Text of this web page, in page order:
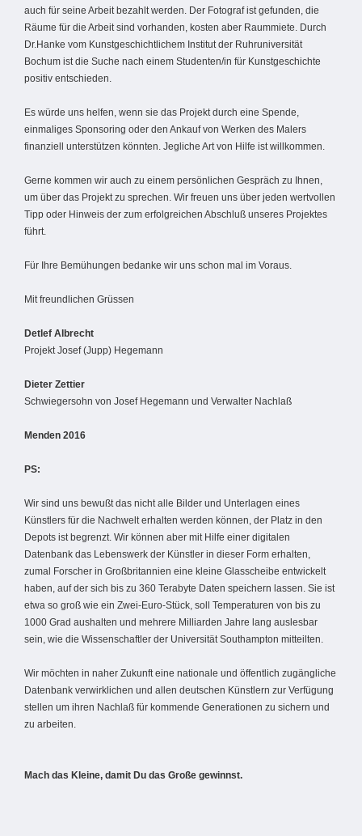
auch für seine Arbeit bezahlt werden. Der Fotograf ist gefunden, die
Räume für die Arbeit sind vorhanden, kosten aber Raummiete. Durch
Dr.Hanke vom Kunstgeschichtlichem Institut der Ruhruniversität
Bochum ist die Suche nach einem Studenten/in für Kunstgeschichte
positiv entschieden.
Es würde uns helfen, wenn sie das Projekt durch eine Spende,
einmaliges Sponsoring oder den Ankauf von Werken des Malers
finanziell unterstützen könnten. Jegliche Art von Hilfe ist willkommen.
Gerne kommen wir auch zu einem persönlichen Gespräch zu Ihnen,
um über das Projekt zu sprechen. Wir freuen uns über jeden wertvollen
Tipp oder Hinweis der zum erfolgreichen Abschluß unseres Projektes
führt.
Für Ihre Bemühungen bedanke wir uns schon mal im Voraus.
Mit freundlichen Grüssen
Detlef Albrecht
Projekt Josef (Jupp) Hegemann
Dieter Zettier
Schwiegersohn von Josef Hegemann und Verwalter Nachlaß
Menden 2016
PS:
Wir sind uns bewußt das nicht alle Bilder und Unterlagen eines
Künstlers für die Nachwelt erhalten werden können, der Platz in den
Depots ist begrenzt. Wir können aber mit Hilfe einer digitalen
Datenbank das Lebenswerk der Künstler in dieser Form erhalten,
zumal Forscher in Großbritannien eine kleine Glasscheibe entwickelt
haben, auf der sich bis zu 360 Terabyte Daten speichern lassen. Sie ist
etwa so groß wie ein Zwei-Euro-Stück, soll Temperaturen von bis zu
1000 Grad aushalten und mehrere Milliarden Jahre lang auslesbar
sein, wie die Wissenschaftler der Universität Southampton mitteilten.
Wir möchten in naher Zukunft eine nationale und öffentlich zugängliche
Datenbank verwirklichen und allen deutschen Künstlern zur Verfügung
stellen um ihren Nachlaß für kommende Generationen zu sichern und
zu arbeiten.
Mach das Kleine, damit Du das Große gewinnst.